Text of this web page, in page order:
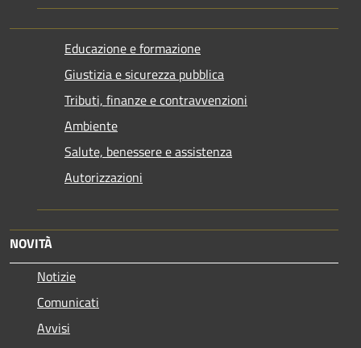
Educazione e formazione
Giustizia e sicurezza pubblica
Tributi, finanze e contravvenzioni
Ambiente
Salute, benessere e assistenza
Autorizzazioni
NOVITÀ
Notizie
Comunicati
Avvisi